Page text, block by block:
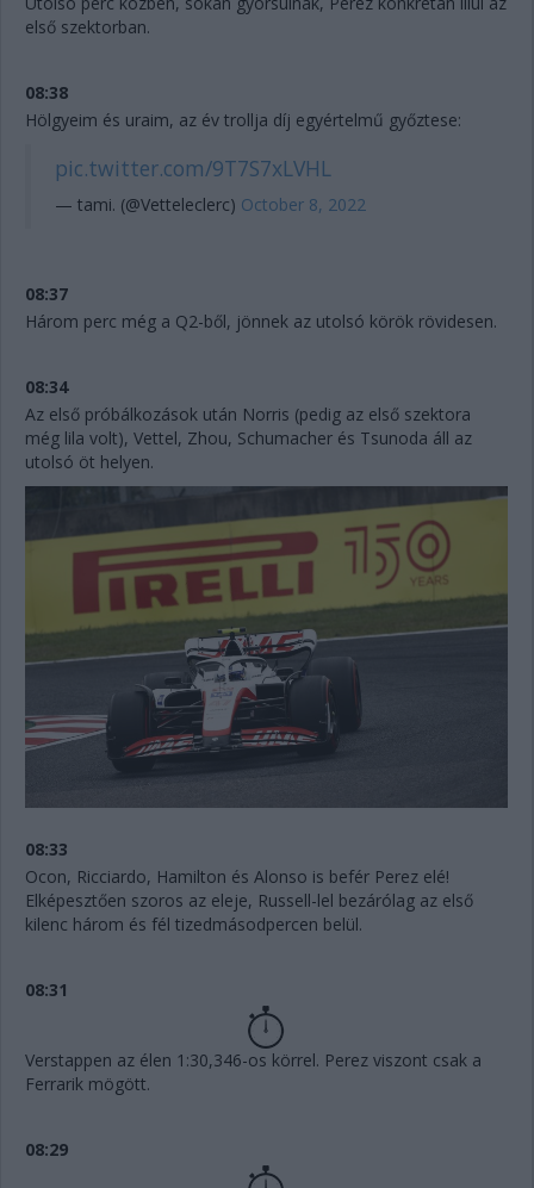
első szektorban.
08:38
Hölgyeim és uraim, az év trollja díj egyértelmű győztese:
pic.twitter.com/9T7S7xLVHL
— tami. (@Vetteleclerc) October 8, 2022
08:37
Három perc még a Q2-ből, jönnek az utolsó körök rövidesen.
08:34
Az első próbálkozások után Norris (pedig az első szektora
még lila volt), Vettel, Zhou, Schumacher és Tsunoda áll az
utolsó öt helyen.
08:33
Ocon, Ricciardo, Hamilton és Alonso is befér Perez elé!
Elképesztően szoros az eleje, Russell-lel bezárólag az első
kilenc három és fél tizedmásodpercen belül.
08:31
Verstappen az élen 1:30,346-os körrel. Perez viszont csak a
Ferrarik mögött.
08:29